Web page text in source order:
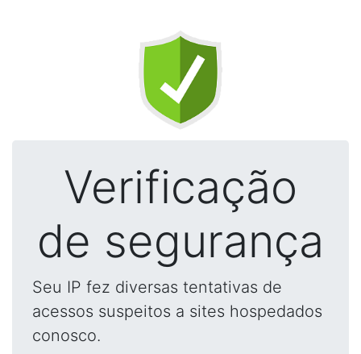
Verificação
de segurança
Seu IP fez diversas tentativas de
acessos suspeitos a sites hospedados
conosco.